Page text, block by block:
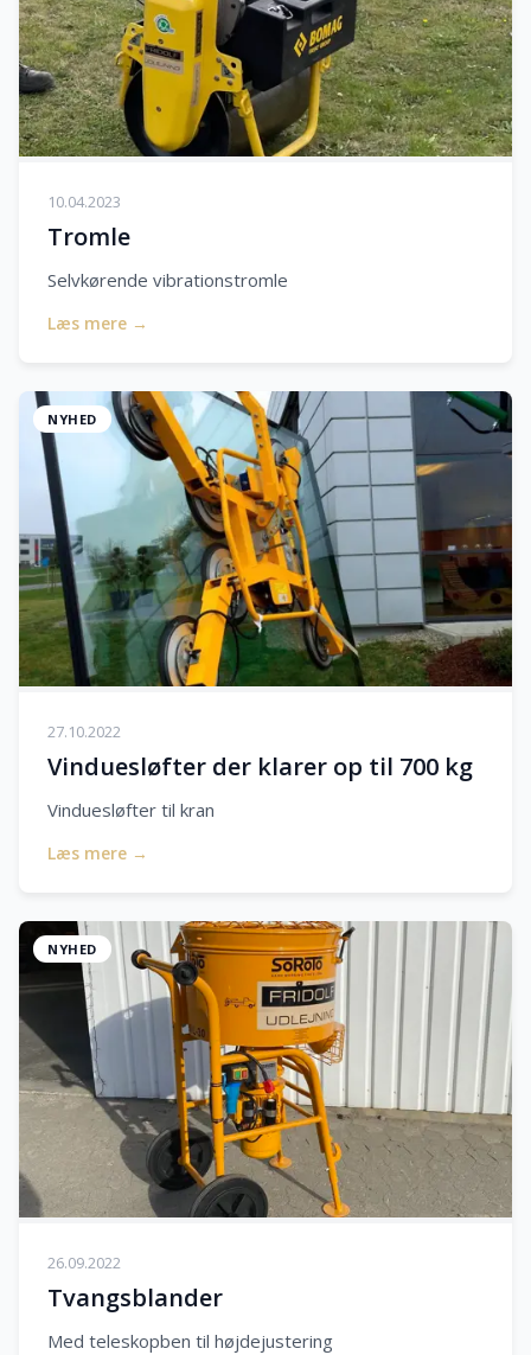
10.04.2023
Tromle
Selvkørende vibrationstromle
Læs mere →
NYHED
27.10.2022
Vinduesløfter der klarer op til 700 kg
Vinduesløfter til kran
Læs mere →
NYHED
26.09.2022
Tvangsblander
Med teleskopben til højdejustering